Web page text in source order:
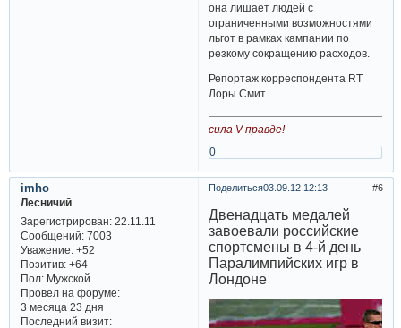
она лишает людей с
ограниченными возможностями
льгот в рамках кампании по
резкому сокращению расходов.
Репортаж корреспондента RT
Лоры Смит.
сила V правде!
0
Поделиться 6
03.09.12 12:13
imho
Лесничий
Зарегистрирован: 22.11.11
Сообщений:7003
Уважение: +52
Позитив: +64
Пол:Мужской
Провел на форуме:
3 месяца 23 дня
Последний визит:
Двенадцать медалей
завоевали российские
спортсмены в 4-й день
Паралимпийских игр в
Лондоне